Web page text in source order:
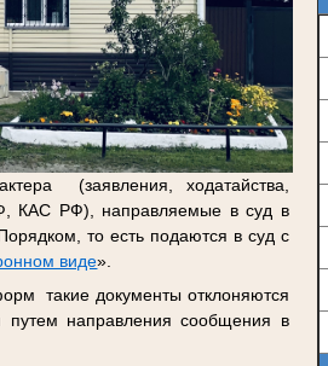
(заявления, ходатайства,
КАС РФ), направляемые в суд в
то есть подаются в суд с
виде».
такие документы отклоняются
направления сообщения в